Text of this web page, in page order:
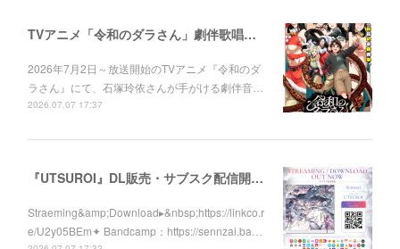
TVアニメ「令和のダラさん」劇伴歌唱しました！
2026年7月2日～放送開始のTVアニメ『令和のダ
ラさん』にて、石塚玲依さんが手がける劇伴音…
2026.07.07 17:37
『UTSUROI』DL販売・サブスク配信開始！
Straeming&amp;Download▸&nbsp;https://linkco.r
e/U2y05BEm✦ Bandcamp：https://sennzai.ba…